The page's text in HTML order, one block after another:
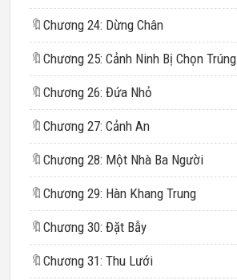
🔖 Chương 24: Dừng Chân
🔖 Chương 25: Cảnh Ninh Bị Chọn Trúng
🔖 Chương 26: Đứa Nhỏ
🔖 Chương 27: Cảnh An
🔖 Chương 28: Một Nhà Ba Người
🔖 Chương 29: Hàn Khang Trung
🔖 Chương 30: Đặt Bẫy
🔖 Chương 31: Thu Lưới